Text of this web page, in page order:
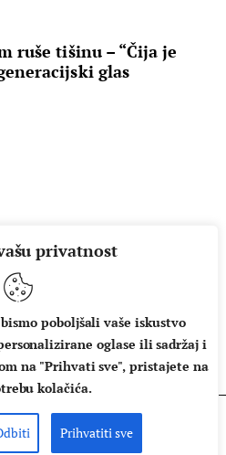
privatnost
poboljšali vaše iskustvo
oglase ili sadržaj i
na "Prihvati sve", pristajete na
kolačića.
Prihvatiti sve
ruše tišinu – “Čija je
glas
UVJETI KORIŠTENJA
Box - All rights reserved.